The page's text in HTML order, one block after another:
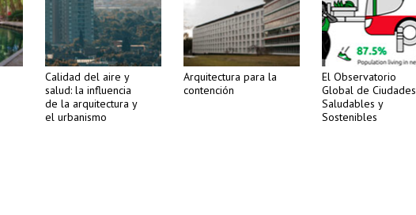
Calidad del aire y
salud: la influencia
de la arquitectura y
el urbanismo
Arquitectura para la
contención
El Observatorio
Global de Ciudades
Saludables y
Sostenibles